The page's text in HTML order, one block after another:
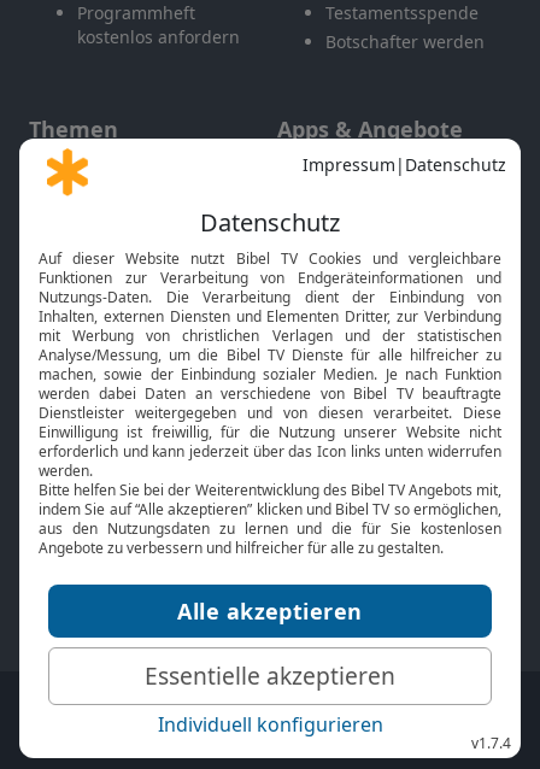
Programmheft
kostenlos anfordern
Testamentsspende
Botschafter werden
Themen
Gott und Bibel erklärt
Neuigkeiten
Apps & Angebote
Mobile App
Smart TV
HbbTV
Bibelthek Online-Bibel
Nächster Gottesdienst
Bibel TV
Über uns
Jobs
Mediadaten
Service
Kontakt
TV-Empfang
bibeltv.de: Impressum
Datenschutz
Nutzungsbedingungen